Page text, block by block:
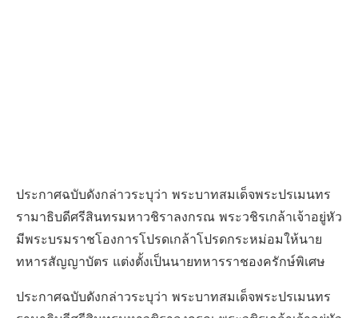
ประกาศฉบับดังกล่าวระบุว่า พระบาทสมเด็จพระปรเมนทร
รามาธิบดีศรีสินทรมหาวชิราลงกรณ พระวชิรเกล้าเจ้าอยู่หัว
มีพระบรมราชโองการโปรดเกล้าโปรดกระหม่อมให้นาย
ทหารสัญญาบัตร แต่งตั้งเป็นนายทหารราชองครักษ์พิเศษ
ประกาศฉบับดังกล่าวระบุว่า พระบาทสมเด็จพระปรเมนทร